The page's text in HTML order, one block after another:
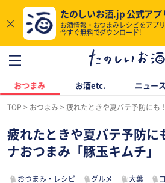
×
たのしいお酒.jp 公式アプ
お酒情報・おつまみレシピをアプ
今すぐ無料でダウンロード!
おつまみ お酒etc. ニュース
TOP おつまみ 疲れたときや夏バテ予防にも！人気のスタミ
疲れたときや夏バテ予防に
ナおつまみ「豚玉キムチ」
おつまみ・レシピ グルメ 大葉